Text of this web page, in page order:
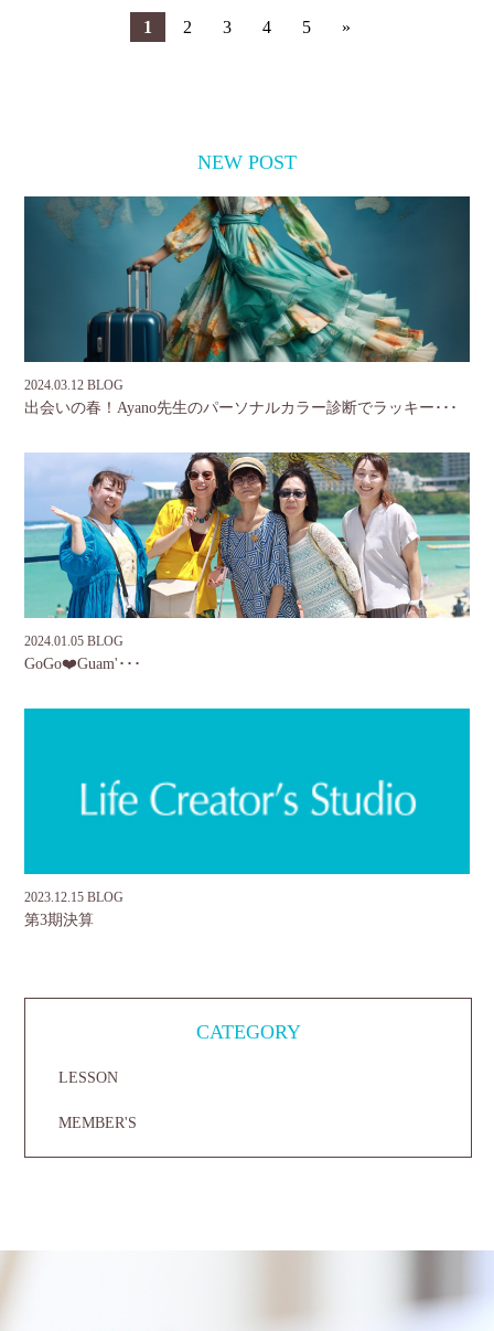
1 2 3 4 5 »
NEW POST
2024.03.12 BLOG
出会いの春！Ayano先生のパーソナルカラー診断でラッキー･･･
2024.01.05 BLOG
GoGo❤️Guam'･･･
2023.12.15 BLOG
第3期決算
CATEGORY
LESSON
MEMBER'S